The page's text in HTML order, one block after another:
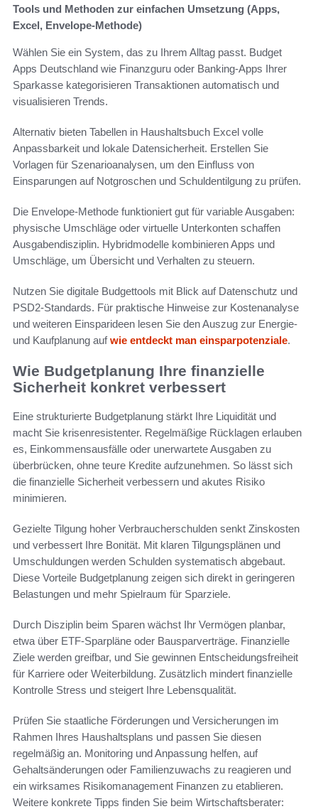
Tools und Methoden zur einfachen Umsetzung (Apps,
Excel, Envelope-Methode)
Wählen Sie ein System, das zu Ihrem Alltag passt. Budget
Apps Deutschland wie Finanzguru oder Banking-Apps Ihrer
Sparkasse kategorisieren Transaktionen automatisch und
visualisieren Trends.
Alternativ bieten Tabellen in Haushaltsbuch Excel volle
Anpassbarkeit und lokale Datensicherheit. Erstellen Sie
Vorlagen für Szenarioanalysen, um den Einfluss von
Einsparungen auf Notgroschen und Schuldentilgung zu prüfen.
Die Envelope-Methode funktioniert gut für variable Ausgaben:
physische Umschläge oder virtuelle Unterkonten schaffen
Ausgabendisziplin. Hybridmodelle kombinieren Apps und
Umschläge, um Übersicht und Verhalten zu steuern.
Nutzen Sie digitale Budgettools mit Blick auf Datenschutz und
PSD2-Standards. Für praktische Hinweise zur Kostenanalyse
und weiteren Einsparideen lesen Sie den Auszug zur Energie-
und Kaufplanung aufwie entdeckt man einsparpotenziale.
Wie Budgetplanung Ihre finanzielle
Sicherheit konkret verbessert
Eine strukturierte Budgetplanung stärkt Ihre Liquidität und
macht Sie krisenresistenter. Regelmäßige Rücklagen erlauben
es, Einkommensausfälle oder unerwartete Ausgaben zu
überbrücken, ohne teure Kredite aufzunehmen. So lässt sich
die finanzielle Sicherheit verbessern und akutes Risiko
minimieren.
Gezielte Tilgung hoher Verbraucherschulden senkt Zinskosten
und verbessert Ihre Bonität. Mit klaren Tilgungsplänen und
Umschuldungen werden Schulden systematisch abgebaut.
Diese Vorteile Budgetplanung zeigen sich direkt in geringeren
Belastungen und mehr Spielraum für Sparziele.
Durch Disziplin beim Sparen wächst Ihr Vermögen planbar,
etwa über ETF-Sparpläne oder Bausparverträge. Finanzielle
Ziele werden greifbar, und Sie gewinnen Entscheidungsfreiheit
für Karriere oder Weiterbildung. Zusätzlich mindert finanzielle
Kontrolle Stress und steigert Ihre Lebensqualität.
Prüfen Sie staatliche Förderungen und Versicherungen im
Rahmen Ihres Haushaltsplans und passen Sie diesen
regelmäßig an. Monitoring und Anpassung helfen, auf
Gehaltsänderungen oder Familienzuwachs zu reagieren und
ein wirksames Risikomanagement Finanzen zu etablieren.
Weitere konkrete Tipps finden Sie beim Wirtschaftsberater: